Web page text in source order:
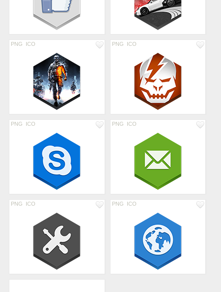
PNG ICO PNG ICO
PNG ICO PNG ICO
PNG ICO PNG ICO